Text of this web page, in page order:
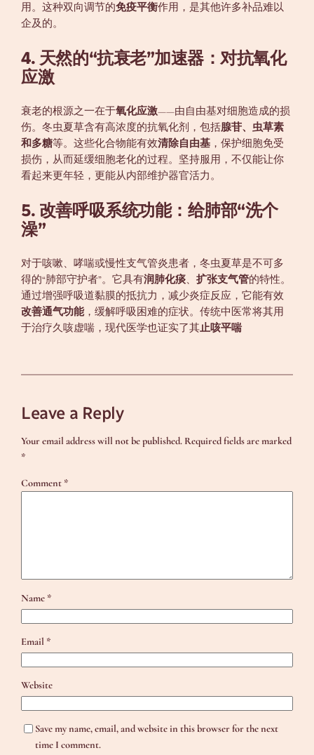
用。这种双向调节的免疫平衡作用，是其他许多补品难以
企及的。
4. 天然的“抗衰老”加速器：对抗氧化
应激
衰老的根源之一在于氧化应激——由自由基对细胞造成的损
伤。冬虫夏草含有高浓度的抗氧化剂，包括腺苷、虫草素
和多糖等。这些化合物能有效清除自由基 ，保护细胞免受
损伤，从而延缓细胞老化的过程。坚持服用，不仅能让你
看起来更年轻，更能从内部维护器官活力。
5. 改善呼吸系统功能：给肺部“洗个
澡”
对于咳嗽、哮喘或慢性支气管炎患者，冬虫夏草是不可多
得的“肺部守护者”。它具有润肺化痰、扩张支气管的特性。
通过增强呼吸道黏膜的抵抗力，减少炎症反应，它能有效
改善通气功能，缓解呼吸困难的症状。传统中医常将其用
于治疗久咳虚喘，现代医学也证实了其止咳平喘
Leave a Reply
Your email address will not be published. Required fields are marked
*
Comment *
Name *
Email *
Website
Save my name, email, and website in this browser for the next
time I comment.